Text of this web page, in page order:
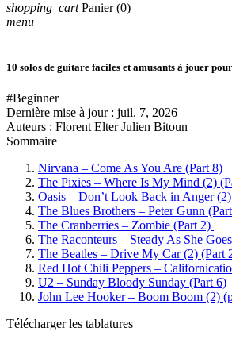
shopping_cart Panier (0)
menu
10 solos de guitare faciles et amusants à jouer
#Beginner
Dernière mise à jour : juil. 7, 2026
Auteurs : Florent Elter Julien Bitoun
Sommaire
Nirvana – Come As You Are (Part 8)
The Pixies – Where Is My Mind (2)
Oasis – Don’t Look Back in Anger
The Blues Brothers – Peter Gunn
The Cranberries – Zombie (Part 2)
The Raconteurs – Steady As She
The Beatles – Drive My Car (2) (Part
Red Hot Chili Peppers –
U2 – Sunday Bloody Sunday (Part 6)
John Lee Hooker – Boom Boom (2)
Télécharger les tablatures